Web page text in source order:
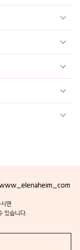
면
있습니다.